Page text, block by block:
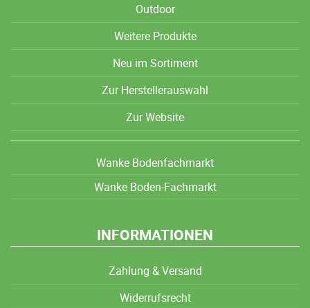
Outdoor
Weitere Produkte
Neu im Sortiment
Zur Herstellerauswahl
Zur Website
Wanke Bodenfachmarkt
Wanke Boden-Fachmarkt
INFORMATIONEN
Zahlung & Versand
Widerrufsrecht